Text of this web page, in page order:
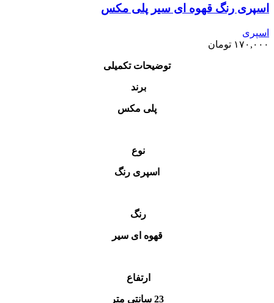
اسپری رنگ قهوه ای سیر پلی مکس
اسپری
۱۷۰,۰۰۰ تومان
توضیحات تکمیلی
برند
پلی مکس
نوع
اسپری رنگ
رنگ
قهوه ای سیر
ارتفاع
23 سانتی متر